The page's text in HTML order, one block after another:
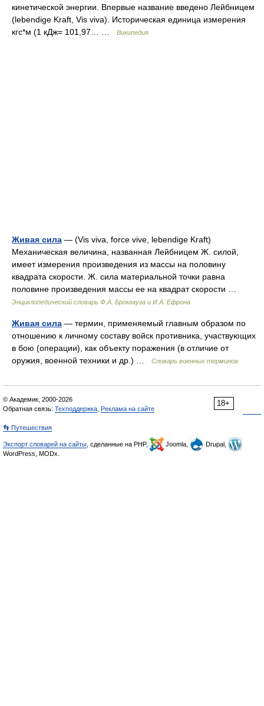
кинетической энергии. Впервые название введено Лейбницем
(lebendige Kraft, Vis viva). Историческая единица измерения
кгс*м (1 кДж= 101,97… …
Википедия
Живая сила — (Vis viva, force vive, lebendige Kraft)
Механическая величина, названная Лейбницем Ж. силой,
имеет измерения произведения из массы на половину
квадрата скорости. Ж. сила материальной точки равна
половине произведения массы ее на квадрат скорости …
Энциклопедический словарь Ф.А. Брокгауза и И.А. Ефрона
Живая сила — термин, применяемый главным образом по
отношению к личному составу войск противника, участвующих
в бою (операции), как объекту поражения (в отличие от
оружия, военной техники и др.) …
Словарь военных терминов
18+
© Академик, 2000-2026
Обратная связь: Техподдержка Реклама на сайте
👣 Путешествия
Экспорт словарей на сайты , сделанные на PHP, Joomla,
Drupal,
WordPress, MODx.